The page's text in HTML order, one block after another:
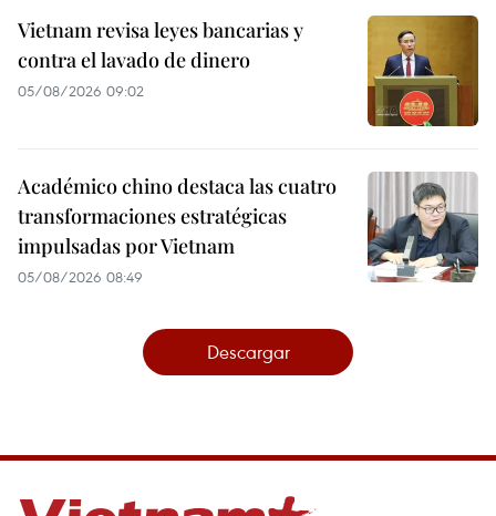
Vietnam revisa leyes bancarias y
contra el lavado de dinero
05/08/2026 09:02
Académico chino destaca las cuatro
transformaciones estratégicas
impulsadas por Vietnam
05/08/2026 08:49
Descargar